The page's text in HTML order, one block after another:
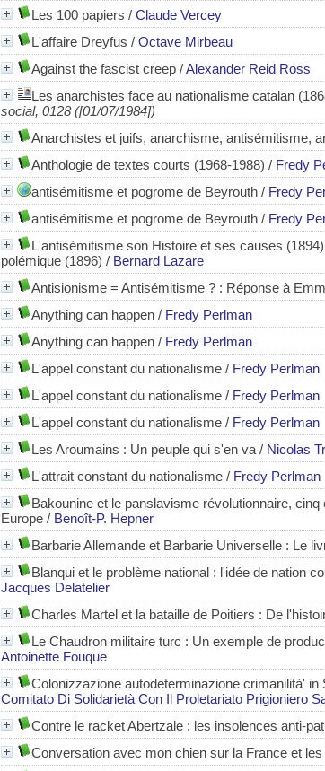
Les 100 papiers / Claude Vercey
L'affaire Dreyfus / Octave Mirbeau
Against the fascist creep /Alexander Reid Ross
Les anarchistes face au nationalisme catalan
social, 0128 ([01/07/1984])
Anarchistes et juifs, anarchisme, antisémitisme,
Anthologie de textes courts (1968-1988) / Fredy
antisémitisme et pogrome de Beyrouth / Fredy
antisémitisme et pogrome de Beyrouth / Fredy
L'antisémitisme son Histoire et ses causes
polémique (1896) / Bernard Lazare
Antisionisme = Antisémitisme ? : Réponse à
Anything can happen / Fredy Perlman
Anything can happen / Fredy Perlman
L'appel constant du nationalisme / Fredy Perlman
L'appel constant du nationalisme / Fredy Perlman
L'appel constant du nationalisme / Fredy Perlman
Les Aroumains : Un peuple qui s'en va / Nicolas
L'attrait constant du nationalisme / Fredy Perlman
Bakounine et le panslavisme révolutionnaire,
Europe / Benoît-P. Hepner
Barbarie Allemande et Barbarie Universelle : Le
Blanqui et le problème national : l'idée de nation
Jacques Delatelier
Charles Martel et la bataille de Poitiers : De
Le Chaudron militaire turc : Un exemple de
Antoinette Fouque
Colonizzazione autodeterminazione crimanilità' in
Comitato Di Solidarietà Con Il Proletariato Prigioniero
Contre le racket Abertzale : les insolences anti-
Conversation avec mon chien sur la France et